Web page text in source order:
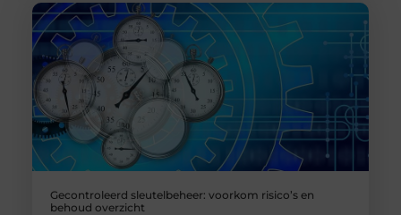
Gecontroleerd sleutelbeheer: voorkom risico’s en
behoud overzicht